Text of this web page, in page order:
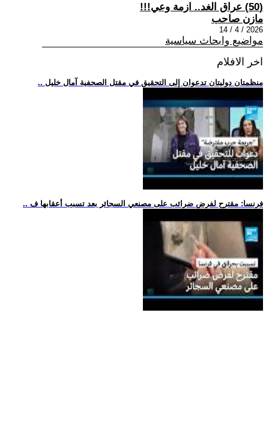
(50) عراق الغد.. ازمة وعي!!!
مازن صاحب
2026 / 4 / 14
مواضيع وابحاث سياسية
اخر الافلام
.. منظمتان دوليتان تدعوان إلى التحقيق في مقتل الصحفية آمال خليل
.. فرنسا: مقترح لفرض ضرائب على مصنعي السجائر بعد تسبب أعقابها ف